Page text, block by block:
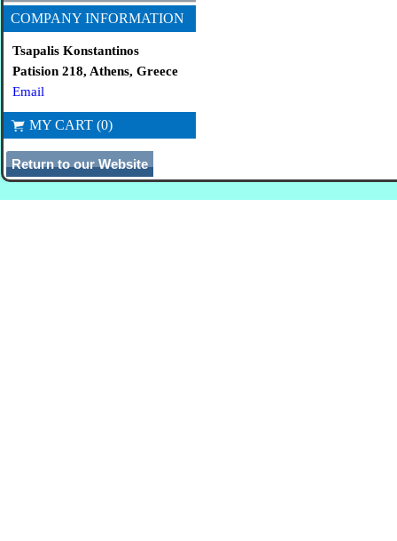
COMPANY INFORMATION
Tsapalis Konstantinos
Patision 218, Athens, Greece
Email
MY CART (0)